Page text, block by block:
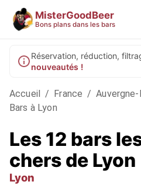
MisterGoodBeer
Bons plans dans les bars
Réservation, réduction,
nouveautés !
Accueil / France /
Bars à Lyon
Les 12 bars
chers de Lyon
Lyon